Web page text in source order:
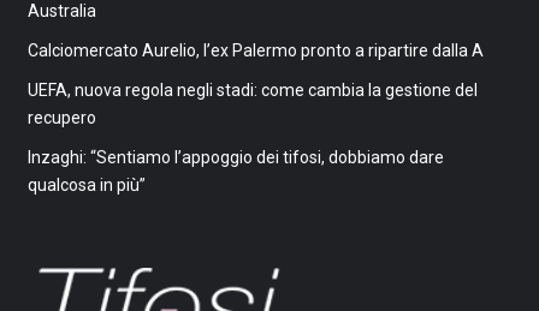
Australia
Calciomercato Aurelio, l’ex Palermo pronto a ripartire dalla A
UEFA, nuova regola negli stadi: come cambia la gestione del
recupero
Inzaghi: “Sentiamo l’appoggio dei tifosi, dobbiamo dare
qualcosa in più”